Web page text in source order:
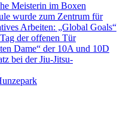
Meisterin im Boxen
wurde zum Zentrum für
Arbeiten: „Global Goals“
der offenen Tür
Dame“ der 10A und 10D
bei der Jiu-Jitsu-